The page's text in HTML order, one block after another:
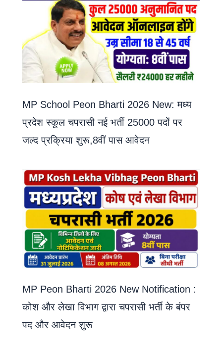
MP School Peon Bharti 2026 New: मध्य
प्रदेश स्कूल चपरासी नई भर्ती 25000 पदों पर
जल्द प्रक्रिया शुरू,8वीं पास आवेदन
MP Peon Bharti 2026 New Notification :
कोश और लेखा विभाग द्वारा चपरासी भर्ती के बंपर
पद और आवेदन शुरू